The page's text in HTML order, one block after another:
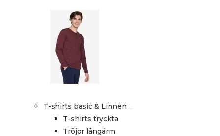
T-shirts basic & Linnen
T-shirts tryckta
Tröjor långärm